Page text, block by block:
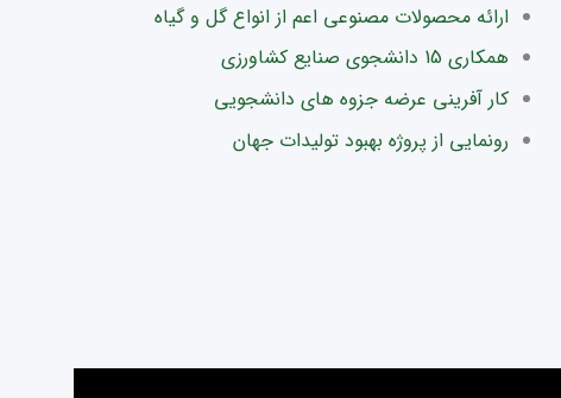
ارائه محصولات مصنوعی اعم از انواع گل و گیاه
همکاری 15 دانشجوی صنایع کشاورزی
کار آفرینی عرضه جزوه های دانشجویی
رونمایی از پروژه بهبود تولیدات جهان